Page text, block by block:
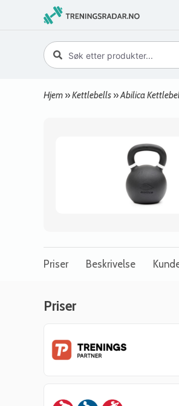
Hjem »Kettlebells »Abilica
Priser Beskrivelse
Priser